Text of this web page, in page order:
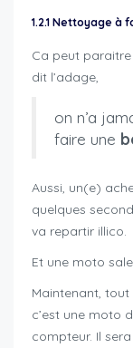
1.2.1 Nettoyage à
Ca peut
dit l’adage,
on n’a
faire une
Aussi, un(e)
quelques
va repartir illico.
Et une moto
Maintenant,
c’est une moto
compteur. Il